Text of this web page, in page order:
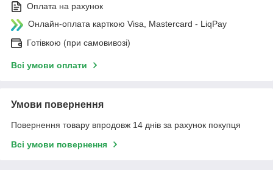
Оплата на рахунок
Онлайн-оплата карткою Visa, Mastercard - LiqPay
Готівкою (при самовивозі)
Всі умови оплати
Умови повернення
Повернення товару впродовж 14 днів за рахунок покупця
Всі умови повернення